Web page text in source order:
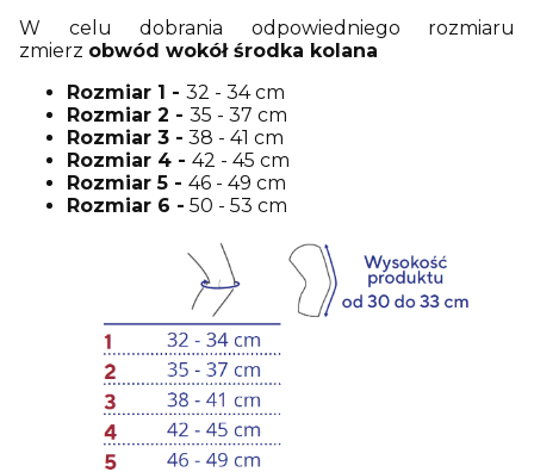
W celu dobrania odpowiedniego rozmiaru
zmierz obwód wokół środka kolana
Rozmiar 1 - 32 - 34 cm
Rozmiar 2 - 35 - 37 cm
Rozmiar 3 - 38 - 41 cm
Rozmiar 4 - 42 - 45 cm
Rozmiar 5 - 46 - 49 cm
Rozmiar 6 - 50 - 53 cm